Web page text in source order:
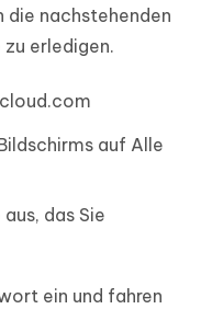
nachstehenden
erledigen.
auf Alle
das Sie
ein und fahren